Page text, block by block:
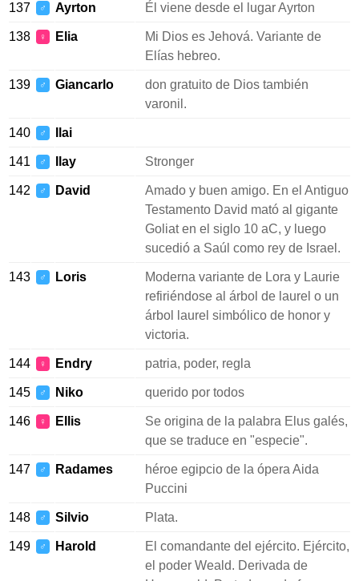
137 ♂ Ayrton Él viene desde el lugar Ayrton
138 ♀ Elia
Mi Dios es Jehová. Variante de
Elías hebreo.
139 ♂ Giancarlo
don gratuito de Dios también
varonil.
140 ♂ Ilai
141 ♂ Ilay Stronger
142 ♂ David
Amado y buen amigo. En el Antiguo
Testamento David mató al gigante
Goliat en el siglo 10 aC, y luego
sucedió a Saúl como rey de Israel.
143 ♂ Loris
Moderna variante de Lora y Laurie
refiriéndose al árbol de laurel o un
árbol laurel simbólico de honor y
victoria.
144 ♀ Endry patria, poder, regla
145 ♂ Niko querido por todos
146 ♀ Ellis
Se origina de la palabra Elus galés,
que se traduce en "especie".
147 ♂ Radames
héroe egipcio de la ópera Aida
Puccini
148 ♂ Silvio Plata.
149 ♂ Harold
El comandante del ejército. Ejército,
el poder Weald. Derivada de